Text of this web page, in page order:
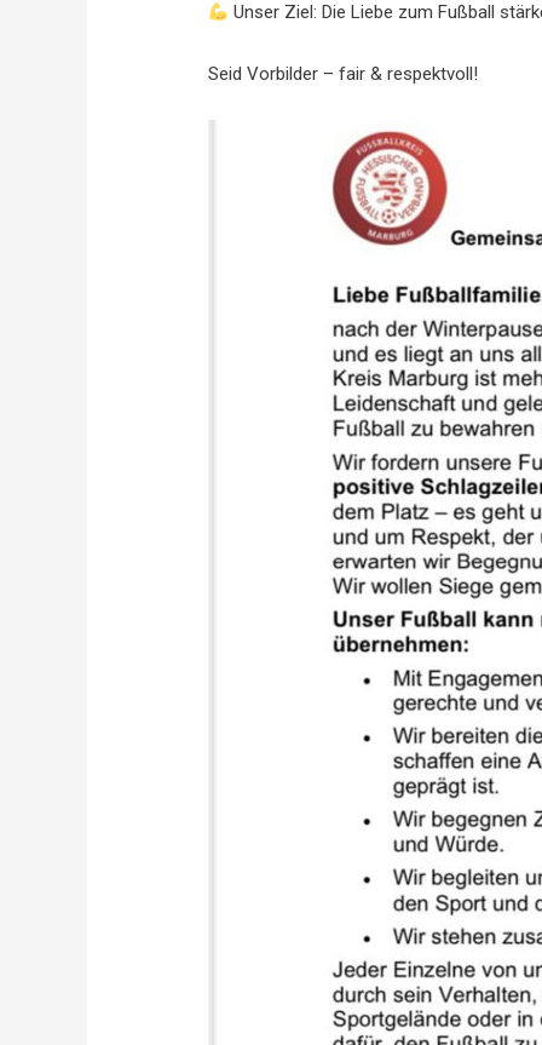
Unser Ziel: Die Liebe zum Fußball
Seid Vorbilder – fair & respektvoll!